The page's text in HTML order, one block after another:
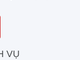
VỤ